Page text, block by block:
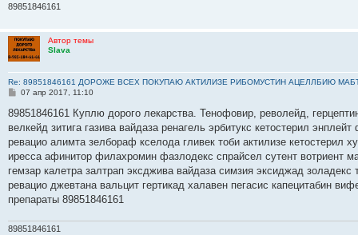
89851846161
Автор темы
Slava
Re: 89851846161 ДОРОЖЕ ВСЕХ ПОКУПАЮ АКТИЛИЗЕ РИБОМУСТИН АЦЕЛЛБИЮ
С
о
щ
е
и
е
07 апр 2017, 11:10
89851846161 Куплю дорого лекарства. Тенофовир, револейд,
велкейд зитига газива вайдаза ренагель эрбитукс кетостерил
ревацио алимта зелбораф кселода гливек тоби актилизе кетостерил
иресса афинитор филахромин фазлодекс спрайсел сутент вотриент
гемзар калетра залтрап эксджива вайдаза симзия эксиджад
ревацио джевтана вальцит гертикад халавен пегасис капецитабин
препараты 89851846161
89851846161